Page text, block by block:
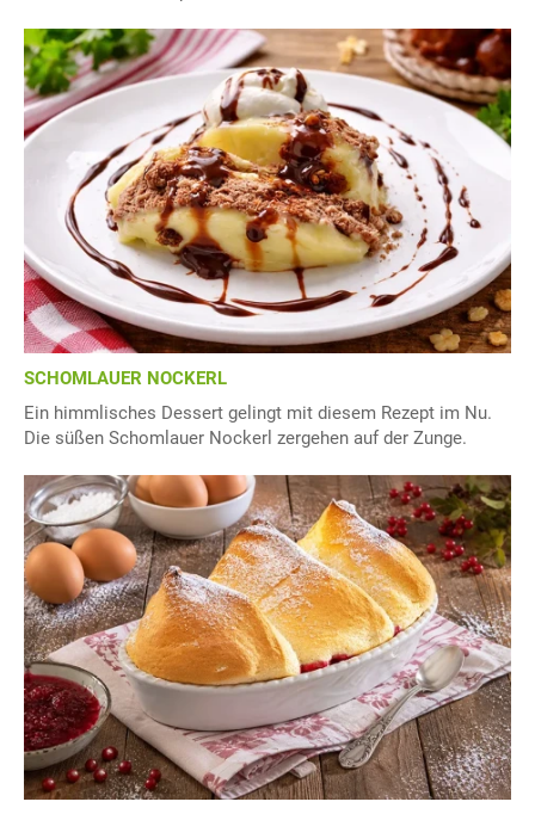
SCHOMLAUER NOCKERL
Ein himmlisches Dessert gelingt mit diesem Rezept im Nu.
Die süßen Schomlauer Nockerl zergehen auf der Zunge.